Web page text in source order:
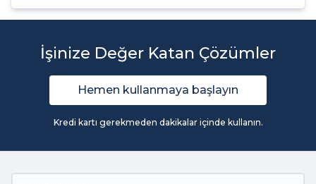
İşinize Değer Katan Çözümler
Hemen kullanmaya başlayın
Kredi kartı gerekmeden dakikalar içinde kullanın.